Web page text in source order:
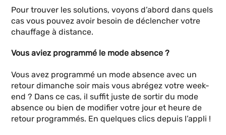
Pour trouver les solutions, voyons d’abord dans quels
cas vous pouvez avoir besoin de déclencher votre
chauffage à distance.
Vous aviez programmé le mode absence ?
Vous avez programmé un mode absence avec un
retour dimanche soir mais vous abrégez votre week-
end ? Dans ce cas, il suffit juste de sortir du mode
absence ou bien de modifier votre jour et heure de
retour programmés. En quelques clics depuis l’appli !